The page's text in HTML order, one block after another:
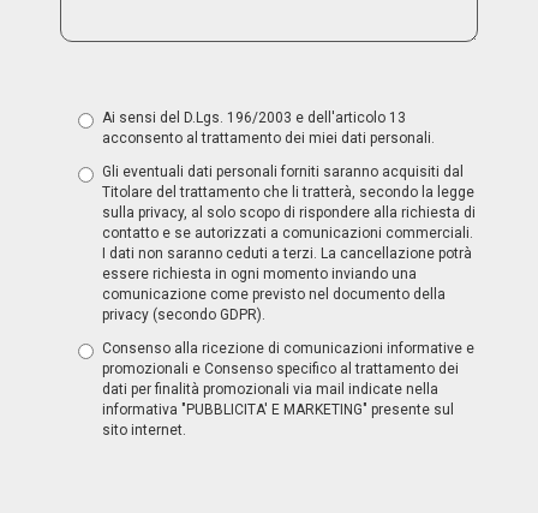
Ai sensi del D.Lgs. 196/2003 e dell'articolo 13
acconsento al trattamento dei miei dati personali.
Gli eventuali dati personali forniti saranno acquisiti dal
Titolare del trattamento che li tratterà, secondo la legge
sulla privacy, al solo scopo di rispondere alla richiesta di
contatto e se autorizzati a comunicazioni commerciali.
I dati non saranno ceduti a terzi. La cancellazione potrà
essere richiesta in ogni momento inviando una
comunicazione come previsto nel documento della
privacy (secondo GDPR).
Consenso alla ricezione di comunicazioni informative e
promozionali e Consenso specifico al trattamento dei
dati per finalità promozionali via mail indicate nella
informativa "PUBBLICITA' E MARKETING" presente sul
sito internet.